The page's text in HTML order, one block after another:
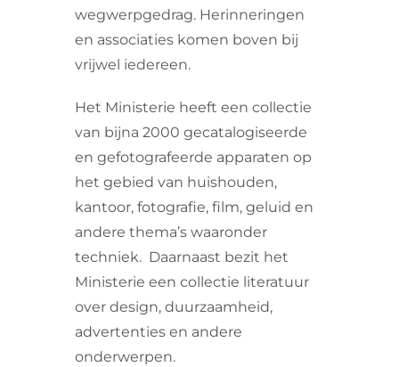
wegwerpgedrag. Herinneringen
en associaties komen boven bij
vrijwel iedereen.
Het Ministerie heeft een collectie
van bijna 2000 gecatalogiseerde
en gefotografeerde apparaten op
het gebied van huishouden,
kantoor, fotografie, film, geluid en
andere thema’s waaronder
techniek. Daarnaast bezit het
Ministerie een collectie literatuur
over design, duurzaamheid,
advertenties en andere
onderwerpen.